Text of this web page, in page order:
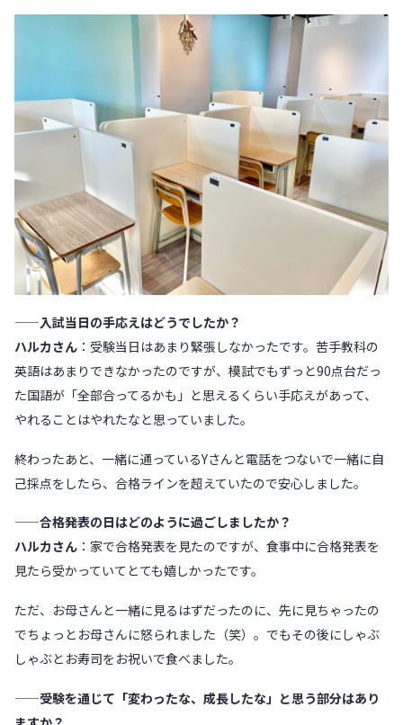
——入試当日の手応えはどうでしたか？
ハルカさん ：受験当日はあまり緊張しなかったです。苦手教科の
英語はあまりできなかったのですが、模試でもずっと90点台だっ
た国語が「全部合ってるかも」と思えるくらい手応えがあって、
やれることはやれたなと思っていました。
終わったあと、一緒に通っているYさんと電話をつないで一緒に自
己採点をしたら、合格ラインを超えていたので安心しました。
——合格発表の日はどのように過ごしましたか？
ハルカさん ：家で合格発表を見たのですが、食事中に合格発表を
見たら受かっていてとても嬉しかったです。
ただ、お母さんと一緒に見るはずだったのに、先に見ちゃったの
でちょっとお母さんに怒られました（笑）。でもその後にしゃぶ
しゃぶとお寿司をお祝いで食べました。
——受験を通じて「変わったな、成長したな」と思う部分はあり